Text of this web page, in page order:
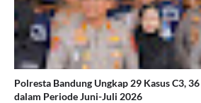
Polresta Bandung Ungkap 29 Kasus C3,
dalam Periode Juni-Juli 2026